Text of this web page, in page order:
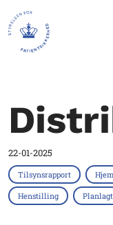
22-01-2025
Tilsynsrapport
Henstilling